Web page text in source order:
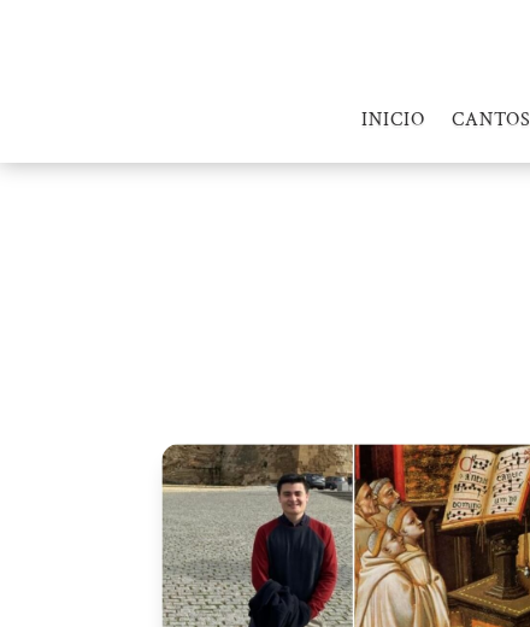
INICIO CANTOS